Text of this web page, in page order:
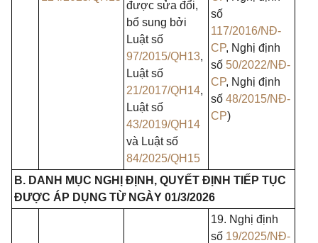
được sửa đổi,
bổ sung bởi
Luật số
97/2015/QH13,
Luật số
21/2017/QH14,
Luật số
43/2019/QH14
và Luật số
84/2025/QH15
số
117/2016/NĐ-
CP, Nghị định
số 50/2022/NĐ-
CP, Nghị định
số 48/2015/NĐ-
CP)
B. DANH MỤC NGHỊ ĐỊNH, QUYẾT ĐỊNH TIẾP TỤC
ĐƯỢC ÁP DỤNG TỪ NGÀY 01/3/2026
19. Nghị định
số 19/2025/NĐ-